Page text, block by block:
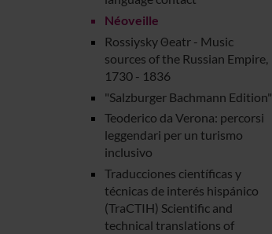
Néoveille
Rossiysky Θeatr - Music
sources of the Russian Empire,
1730 - 1836
"Salzburger Bachmann Edition"
Teoderico da Verona: percorsi
leggendari per un turismo
inclusivo
Traducciones científicas y
técnicas de interés hispánico
(TraCTIH) Scientific and
technical translations of